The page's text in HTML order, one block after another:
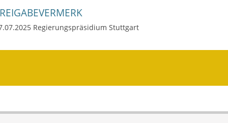
Regierungspräsidium Stuttgart